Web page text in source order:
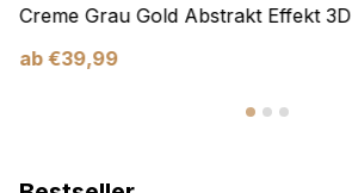
Creme Grau Gold Abstrakt Effekt 3D
ab €39,99